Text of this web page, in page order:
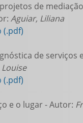
de
Aguiar, Liliana
(.pdf)
de serviços
(.pdf)
e o lugar - Autor: